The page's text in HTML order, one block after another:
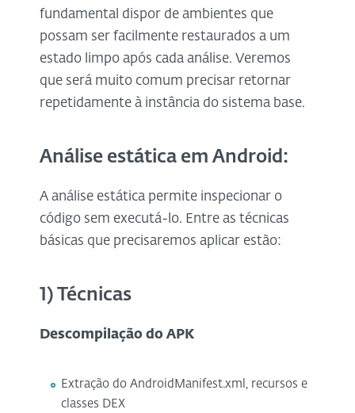
fundamental dispor de ambientes que
possam ser facilmente restaurados a um
estado limpo após cada análise. Veremos
que será muito comum precisar retornar
repetidamente à instância do sistema base.
Análise estática em Android:
A análise estática permite inspecionar o
código sem executá-lo. Entre as técnicas
básicas que precisaremos aplicar estão:
1) Técnicas
Descompilação do APK
Extração do AndroidManifest.xml, recursos e
classes DEX